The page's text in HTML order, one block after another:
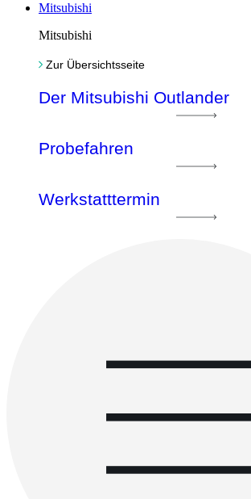
Mitsubishi
Mitsubishi
Zur Übersichtsseite
Der Mitsubishi Outlander
Probefahren
Werkstatttermin